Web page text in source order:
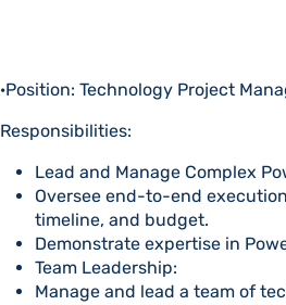
·Position: Technology Project
Responsibilities:
Lead and Manage Complex
Oversee end-to-end
timeline, and budget.
Demonstrate expertise in
Team Leadership:
Manage and lead a team of